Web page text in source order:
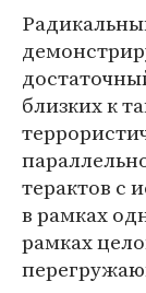
близких к
терактов с
в рамках
рамках